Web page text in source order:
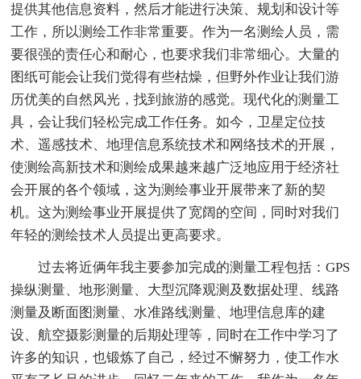
提供其他信息资料，然后才能进行决策、规划和设计等
工作，所以测绘工作非常重要。作为一名测绘人员，需
要很强的责任心和耐心，也要求我们非常细心。大量的
图纸可能会让我们觉得有些枯燥，但野外作业让我们游
历优美的自然风光，找到旅游的感觉。现代化的测量工
具，会让我们轻松完成工作任务。如今，卫星定位技
术、遥感技术、地理信息系统技术和网络技术的开展，
使测绘高新技术和测绘成果越来越广泛地应用于经济社
会开展的各个领域，这为测绘事业开展带来了新的契
机。这为测绘事业开展提供了宽阔的空间，同时对我们
年轻的测绘技术人员提出更高要求。
过去将近俩年我主要参加完成的测量工程包括：GPS
操纵测量、地形测量、大型沉降观测及数据处理、线路
测量及断面图测量、水准路线测量、地理信息库的建
设、航空摄影测量的后期处理等，同时在工作中学习了
许多的知识，也锻炼了自己，经过不懈努力，使工作水